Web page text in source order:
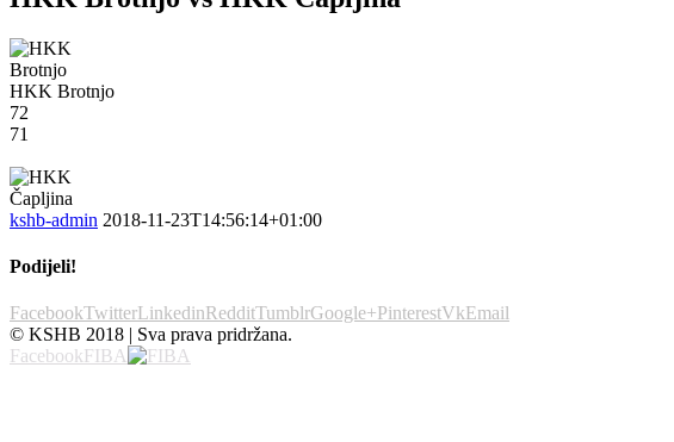
HKK Brotnjo
72
71
kshb-admin 2018-11-23T14:56:14+01:00
Podijeli!
FacebookTwitterLinkedinRedditTumblrGoogle+PinterestVkEmail
© KSHB 2018 | Sva prava pridržana.
FacebookFIBA